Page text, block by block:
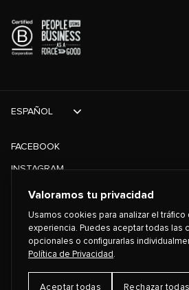
©2026 PLAYING FOR CHANGE
FACEBOOK
INSTAGRAM
TIKTOK
TWITTER
ESPAÑOL
Valoramos tu privacidad
Usamos cookies para analizar el tráfico
experiencia. Puedes aceptar todas las
opcionales o configurarlas
Política de Privacidad .
Aceptar todas Rechazar todas